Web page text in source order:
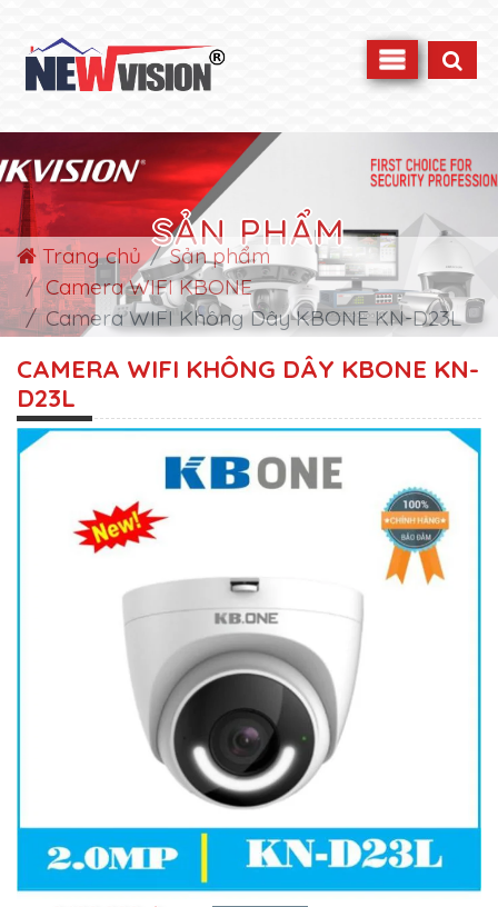
SẢN PHẨM
Trang chủ
Sản phẩm
Camera WIFI KBONE
Camera WIFI Không Dây KBONE KN-D23L
CAMERA WIFI KHÔNG DÂY KBONE KN-
D23L